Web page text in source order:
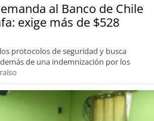
al Banco de Chile
exige más de $528
protocolos de seguridad y busca
de una indemnización por los